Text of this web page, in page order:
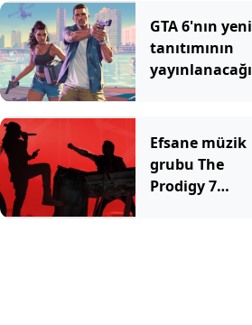
ilerliyor
GTA 6'nın yeni
tanıtımının
yayınlanacağı
şaşıyor
Efsane müzik
grubu The
Prodigy 7